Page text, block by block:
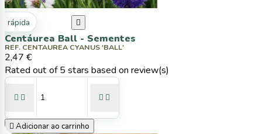
rápida 
Centáurea Ball - Sementes
REF. CENTAUREA CYANUS 'BALL'
2,47 €
Rated out of 5 stars based on review(s)
   
 Adicionar ao carrinho